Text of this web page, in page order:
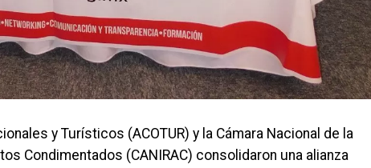
y Turísticos (ACOTUR) y la Cámara Nacional de la
Condimentados (CANIRAC) consolidaron una alianza